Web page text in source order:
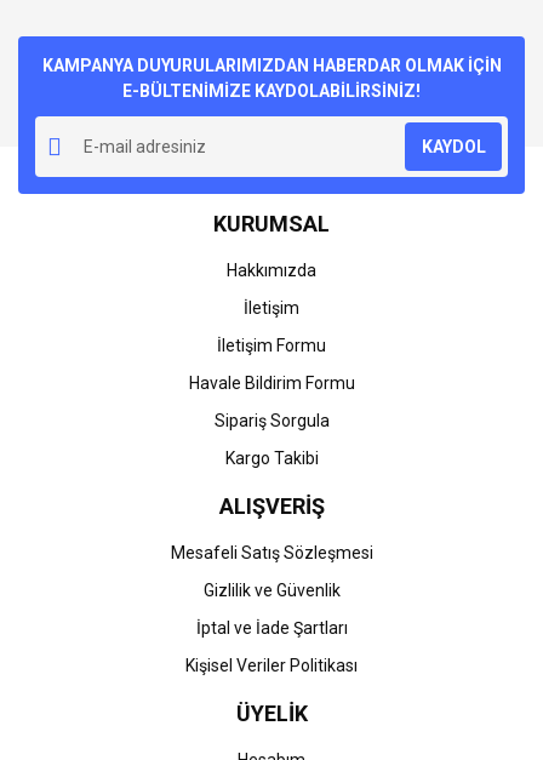
Yorum Yaz
kullanarak tarafımıza iletebilirsiniz.
Görüş ve önerileriniz için teşekkür ederiz.
Ürün resmi kalitesiz, bozuk veya görüntülenemiyor.
Ürün açıklamasında eksik bilgiler bulunuyor.
Ürün bilgilerinde hatalar bulunuyor.
Ürün fiyatı diğer sitelerden daha pahalı.
Gönder
KAMPANYA DUYURULARIMIZDAN HABERDAR OLMAK İÇİN
E-BÜLTENİMİZE KAYDOLABİLİRSİNİZ!
KAYDOL
KURUMSAL
Hakkımızda
İletişim
İletişim Formu
Havale Bildirim Formu
Sipariş Sorgula
Kargo Takibi
ALIŞVERİŞ
Mesafeli Satış Sözleşmesi
Gizlilik ve Güvenlik
İptal ve İade Şartları
Kişisel Veriler Politikası
ÜYELİK